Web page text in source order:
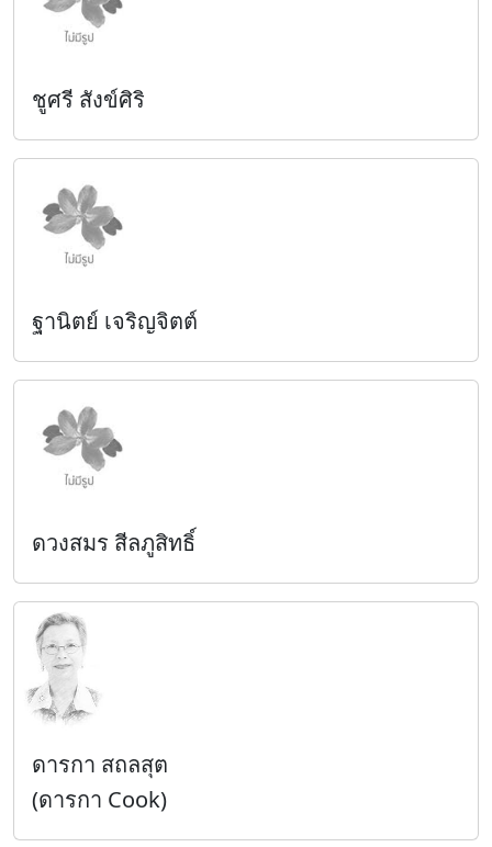
ชูศรี สังข์ศิริ
ฐานิตย์ เจริญจิตต์
ดวงสมร สีลภูสิทธิ์
ดารกา สถลสุต
(ดารกา Cook)